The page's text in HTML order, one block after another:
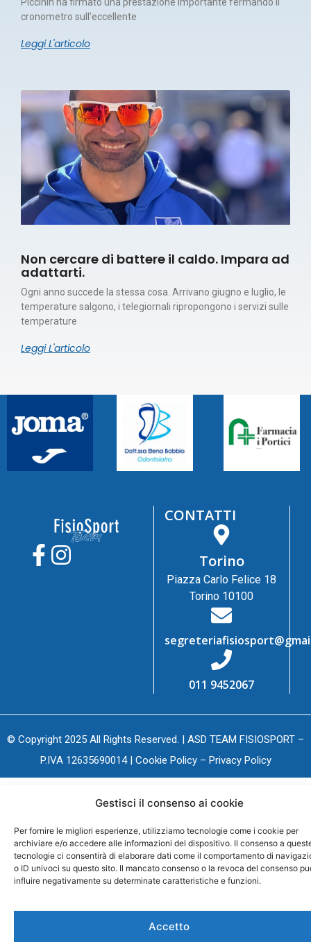
Gestisci il consenso ai cookie
Per fornire le migliori esperienze, utilizziamo tecnologie come i cookie per
archiviare e/o accedere alle informazioni del dispositivo. Il consenso a
tecnologie ci consentirà di elaborare dati come il comportamento di
o ID univoci su questo sito. Il mancato consenso o la revoca del consenso
influire negativamente su determinate caratteristiche e funzioni.
Accetto
cronometro sull’eccellente
Leggi L'articolo
Non cercare di battere il caldo. Impara ad
adattarti.
Ogni anno succede la stessa cosa. Arrivano giugno e luglio, le
temperature salgono, i telegiornali ripropongono i servizi sulle
temperature
Leggi L'articolo
CONTATTI
Torino
Piazza Carlo Felice 18
Torino 10100
011 9452067
© Copyright 2025 All Rights Reserved. | ASD TEAM FISIOSPORT –
P.IVA 12635690014 | Cookie Policy– Privacy Policy